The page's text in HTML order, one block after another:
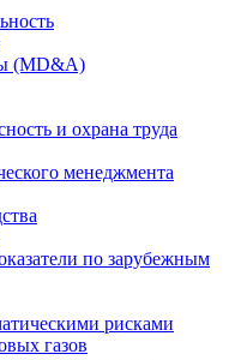
(MD&A)
и охрана труда
менеджмента
по зарубежным
рисками
газов